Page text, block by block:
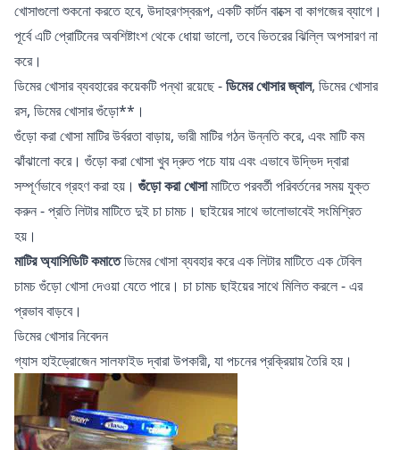
খোসাগুলো শুকনো করতে হবে, উদাহরণস্বরূপ, একটি কার্টন বাক্সে বা কাগজের ব্যাগে।
পূর্বে এটি প্রোটিনের অবশিষ্টাংশ থেকে ধোয়া ভালো, তবে ভিতরের ঝিল্লি অপসারণ না
করে।
ডিমের খোসার ব্যবহারের কয়েকটি পন্থা রয়েছে -ডিমের খোসার জ্বাল, ডিমের খোসার
রস, ডিমের খোসার গুঁড়ো**।
গুঁড়ো করা খোসা মাটির উর্বরতা বাড়ায়, ভারী মাটির গঠন উন্নতি করে, এবং মাটি কম
ঝাঁঝালো করে। গুঁড়ো করা খোসা খুব দ্রুত পচে যায় এবং এভাবে উদ্ভিদ দ্বারা
সম্পূর্ণভাবে গ্রহণ করা হয়। গুঁড়ো করা খোসামাটিতে পরবর্তী পরিবর্তনের সময় যুক্ত
করুন - প্রতি লিটার মাটিতে দুই চা চামচ। ছাইয়ের সাথে ভালোভাবেই সংমিশ্রিত
হয়।
মাটির অ্যাসিডিটি কমাতেডিমের খোসা ব্যবহার করে এক লিটার মাটিতে এক টেবিল
চামচ গুঁড়ো খোসা দেওয়া যেতে পারে। চা চামচ ছাইয়ের সাথে মিলিত করলে - এর
প্রভাব বাড়বে।
ডিমের খোসার নিবেদন
গ্যাস হাইড্রোজেন সালফাইড দ্বারা উপকারী, যা পচনের প্রক্রিয়ায় তৈরি হয়।